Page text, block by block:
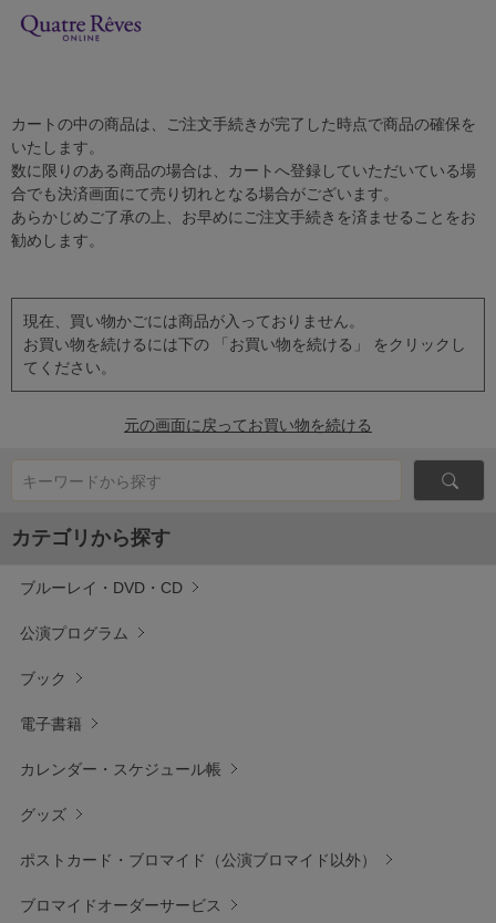
カートの中の商品は、ご注文手続きが完了した時点で商品の確保を
いたします。
数に限りのある商品の場合は、カートへ登録していただいている場
合でも決済画面にて売り切れとなる場合がございます。
あらかじめご了承の上、お早めにご注文手続きを済ませることをお
勧めします。
現在、買い物かごには商品が入っておりません。
お買い物を続けるには下の 「お買い物を続ける」 をクリックし
てください。
元の画面に戻ってお買い物を続ける
キーワードから探す
カテゴリから探す
ブルーレイ・DVD・CD
公演プログラム
ブック
電子書籍
カレンダー・スケジュール帳
グッズ
ポストカード・ブロマイド（公演ブロマイド以外）
ブロマイドオーダーサービス